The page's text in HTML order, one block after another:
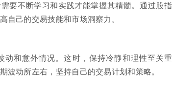
要不断学习和实践才能掌握其精髓。通过股指
己的交易技能和市场洞察力。
和意外情况。这时，保持冷静和理性至关重
动所左右，坚持自己的交易计划和策略。